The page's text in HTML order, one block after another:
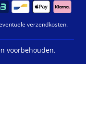
verzendkosten.
voorbehouden.